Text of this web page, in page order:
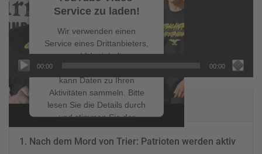
Service zu laden!
Wir verwenden einen
Service eines Drittanbieters,
um Videoinhalte
einzubetten. Dieser Service
kann Daten zu Ihren
Aktivitäten sammeln. Bitte
lesen Sie die Details durch
und stimmen Sie der
Nutzung des Service zu, um
dieses Video anzusehen.
00:00 00:00
NEUESTE BEITRÄGE
Nach dem Mord von Trier: Patrioten werden aktiv